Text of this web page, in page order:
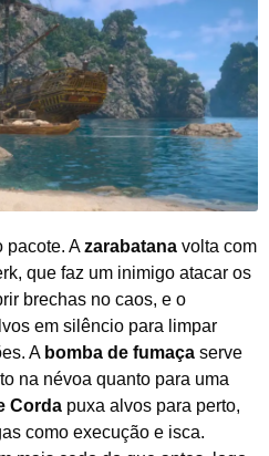
pacote. Azarabatana volta com
que faz um inimigo atacar os
brechas no caos, e o
em silêncio para limpar
A bomba de fumaça serve
na névoa quanto para uma
Corda puxa alvos para perto,
como execução e isca.